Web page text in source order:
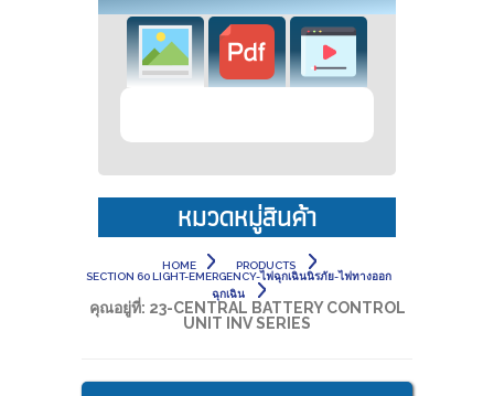
หมวดหมู่สินค้า
HOME
PRODUCTS
SECTION 60 LIGHT-EMERGENCY-ไฟฉุกเฉินนิรภัย-ไฟทางออก
ฉุกเฉิน
คุณอยู่ที่: 23-CENTRAL BATTERY CONTROL
UNIT INV SERIES